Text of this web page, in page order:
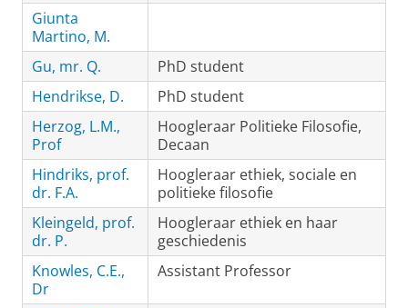
Giunta
Martino, M.
Gu, mr. Q.
PhD student
Hendrikse, D.
PhD student
Herzog, L.M.,
Prof
Hoogleraar Politieke Filosofie,
Decaan
Hindriks, prof.
dr. F.A.
Hoogleraar ethiek, sociale en
politieke filosofie
Kleingeld, prof.
dr. P.
Hoogleraar ethiek en haar
geschiedenis
Knowles, C.E.,
Dr
Assistant Professor